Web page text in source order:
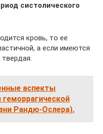
систолического
кровь, то ее
а если имеются
аспекты
геморрагической
Рандю-Ослера).